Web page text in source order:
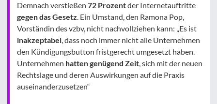
Demnach verstießen 72 Prozentder Internetauftritte
gegen das Gesetz. Ein Umstand, den Ramona Pop,
Vorständin des vzbv, nicht nachvollziehen kann: „Es ist
inakzeptabel, dass noch immer nicht alle Unternehmen
den Kündigungsbutton fristgerecht umgesetzt haben.
Unternehmen hatten genügend Zeit, sich mit der neuen
Rechtslage und deren Auswirkungen auf die Praxis
auseinanderzusetzen“